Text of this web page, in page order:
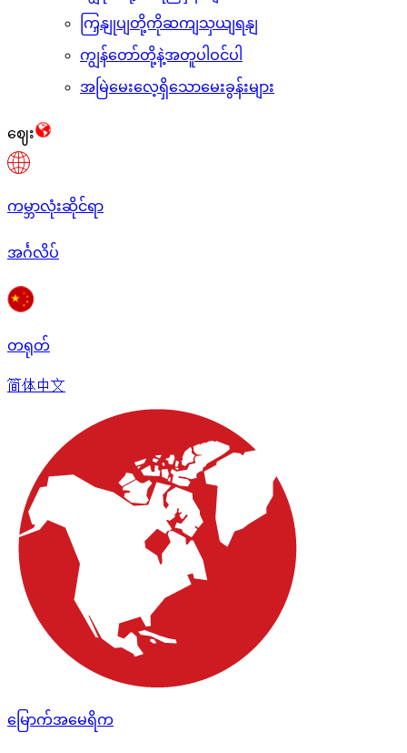
ကြှနျုပျတို့ကိုဆကျသှယျရနျ
ကျွန်တော်တို့နဲ့အတူပါဝင်ပါ
အမြဲမေးလေ့ရှိသောမေးခွန်းများ
ဈေး
ကမ္ဘာလုံးဆိုင်ရာ
အင်္ဂလိပ်
တရုတ်
简体中文
မြောက်အမေရိက